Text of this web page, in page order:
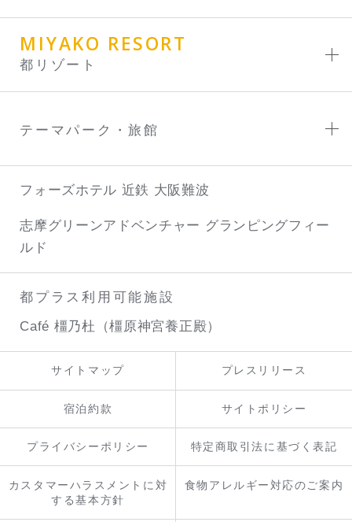
MIYAKO RESORT
都リゾート
テーマパーク・旅館
フォーズホテル 近鉄 大阪難波
志摩グリーンアドベンチャー グランピングフィー
ルド
都プラス利用可能施設
Café 橿乃杜（橿原神宮養正殿）
サイトマップ プレスリリース
宿泊約款 サイトポリシー
プライバシーポリシー 特定商取引法に基づく表記
カスタマーハラスメントに対
する基本方針
食物アレルギー対応のご案内